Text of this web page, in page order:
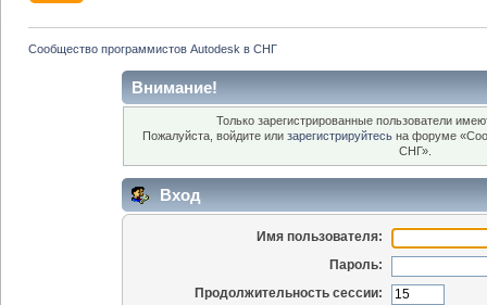
Сообщество программистов Autodesk в СНГ
Внимание!
Только зарегистрированные пользователи
Пожалуйста, войдите или зарегистрируйтесь на форуме
СНГ».
Вход
Имя пользователя:
Пароль:
Продолжительность сессии: